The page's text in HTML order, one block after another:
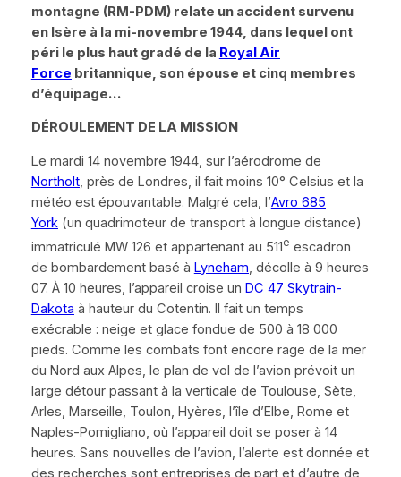
montagne (RM-PDM)relate un accident survenu
en Isère à la mi-novembre 1944, dans lequel ont
péri le plus haut gradé de la Royal Air
Force britannique, son épouse et cinq membres
d’équipage…
DÉROULEMENT DE LA MISSION
Le mardi 14 novembre 1944, sur l’aérodrome de
Northolt, près de Londres, il fait moins 10° Celsius et la
météo est épouvantable. Malgré cela, l’Avro 685
York (un quadrimoteur de transport à longue distance)
immatriculé MW 126 et appartenant au 511e escadron
de bombardement basé à Lyneham , décolle à 9 heures
07. À 10 heures, l’appareil croise un DC 47 Skytrain-
Dakota à hauteur du Cotentin. Il fait un temps
exécrable : neige et glace fondue de 500 à 18 000
pieds. Comme les combats font encore rage de la mer
du Nord aux Alpes, le plan de vol de l’avion prévoit un
large détour passant à la verticale de Toulouse, Sète,
Arles, Marseille, Toulon, Hyères, l’île d’Elbe, Rome et
Naples-Pomigliano, où l’appareil doit se poser à 14
heures. Sans nouvelles de l’avion, l’alerte est donnée et
des recherches sont entreprises de part et d’autre de